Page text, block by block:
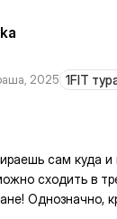
2025 1FIT
сам куда и
сходить в
Однозначно,